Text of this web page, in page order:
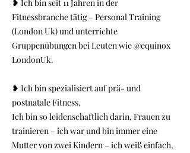
❥ Ich bin seit 11 Jahren in der
Fitnessbranche tätig – Personal Training
(London Uk) und unterrichte
Gruppenübungen bei Leuten wie @equinox
LondonUk.
❥ Ich bin spezialisiert auf prä- und
postnatale Fitness.
Ich bin so leidenschaftlich darin, Frauen zu
trainieren – ich war und bin immer eine
Mutter von zwei Kindern – ich weiß einfach,